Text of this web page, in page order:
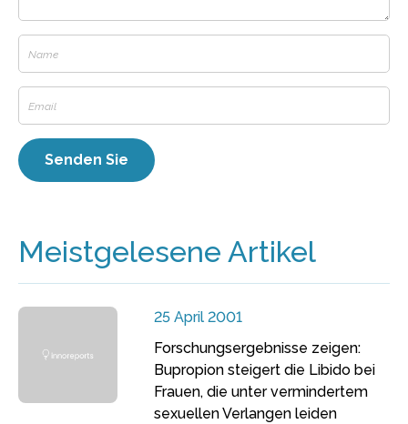
Meistgelesene Artikel
25 April 2001
Forschungsergebnisse zeigen:
Bupropion steigert die Libido bei
Frauen, die unter vermindertem
sexuellen Verlangen leiden